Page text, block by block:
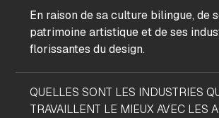
En raison de sa culture bilingue, de
patrimoine artistique et de ses
florissantes du design.
QUELLES SONT LES INDUSTRIES
TRAVAILLENT LE MIEUX AVEC LES